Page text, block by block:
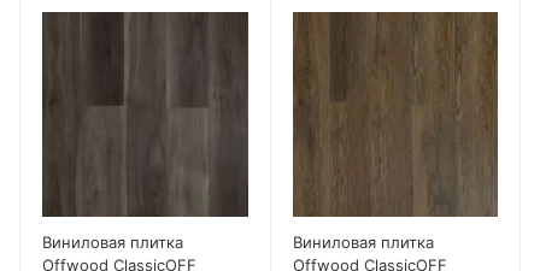
Виниловая плитка
Offwood ClassicOFF
Виниловая плитка
Offwood ClassicOFF